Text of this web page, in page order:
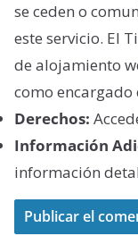
se ceden o
este servicio. El
de alojamiento
como
Derechos:
Información
información